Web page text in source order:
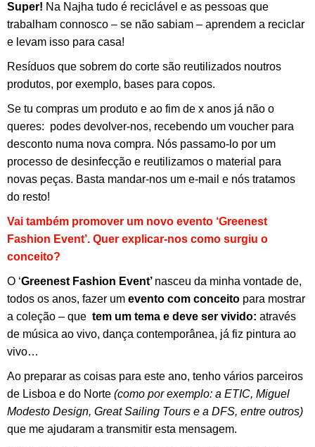
Super! Na Najha tudo é reciclável e as pessoas que
trabalham connosco – se não sabiam – aprendem a reciclar
e levam isso para casa!
Resíduos que sobrem do corte são reutilizados noutros
produtos, por exemplo, bases para copos.
Se tu compras um produto e ao fim de x anos já não o
queres: podes devolver-nos, recebendo um voucher para
desconto numa nova compra. Nós passamo-lo por um
processo de desinfecção e reutilizamos o material para
novas peças. Basta mandar-nos um e-mail e nós tratamos
do resto!
Vai também promover um novo evento ‘Greenest
Fashion Event’. Quer explicar-nos como surgiu o
conceito?
O ‘Greenest Fashion Event’ nasceu da minha vontade de,
todos os anos, fazer um evento com conceito para mostrar
a coleção – que tem um tema e deve ser vivido: através
de música ao vivo, dança contemporânea, já fiz pintura ao
vivo…
Ao preparar as coisas para este ano, tenho vários parceiros
de Lisboa e do Norte (como por exemplo: a ETIC, Miguel
Modesto Design, Great Sailing Tours e a DFS, entre outros)
que me ajudaram a transmitir esta mensagem.